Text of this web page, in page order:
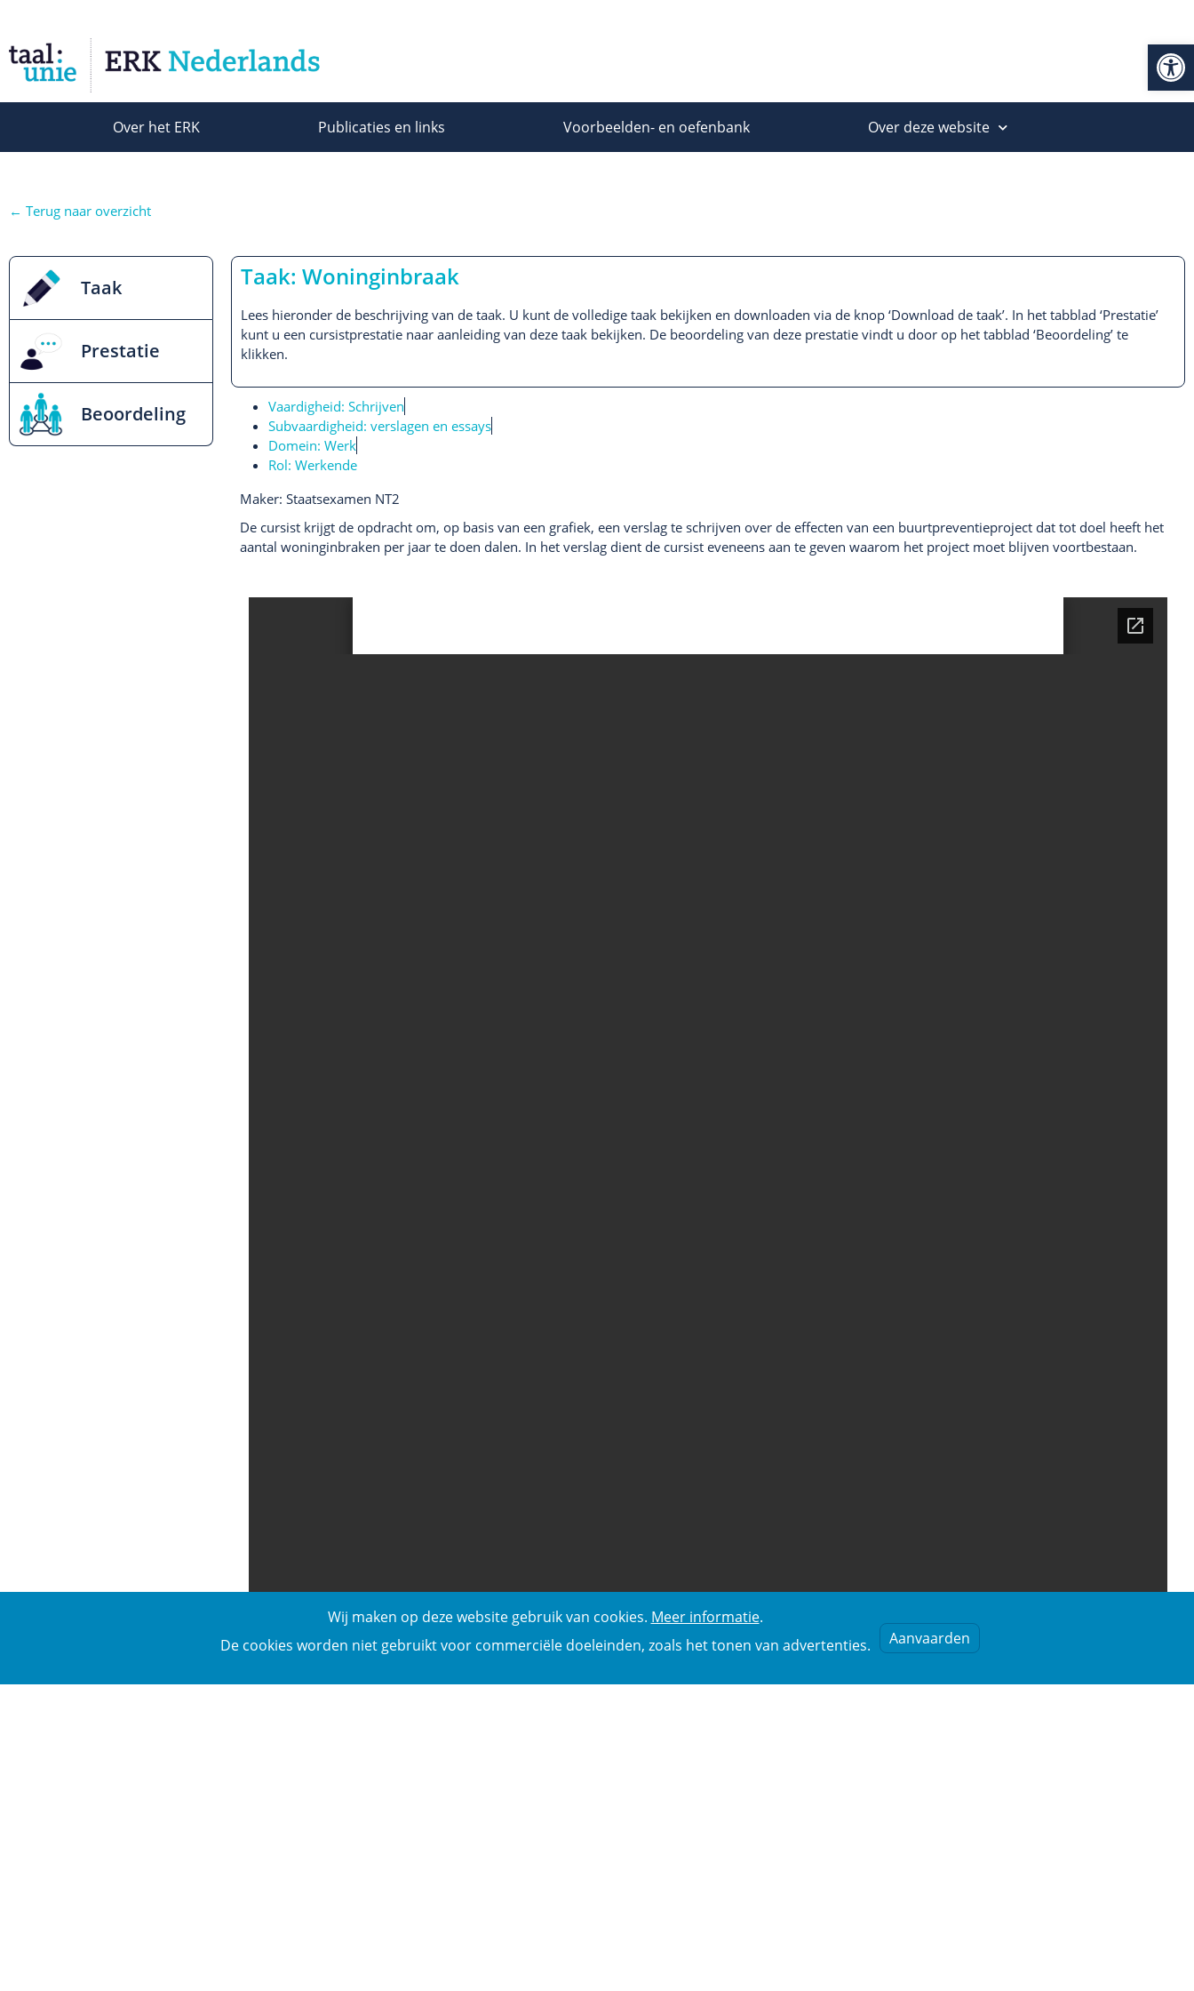
Over het ERK Publicaties en links Voorbeelden- en oefenbank Over deze website
← Terug naar overzicht
Taak
Prestatie
Beoordeling
Taak: Woninginbraak
Lees hieronder de beschrijving van de taak. U kunt de volledige taak bekijken en downloaden via de knop ‘Download de taak’. In het tabblad ‘Prestatie’
kunt u een cursistprestatie naar aanleiding van deze taak bekijken. De beoordeling van deze prestatie vindt u door op het tabblad ‘Beoordeling’ te
klikken.
Vaardigheid: Schrijven
Subvaardigheid: verslagen en essays
Domein: Werk
Rol: Werkende
Maker: Staatsexamen NT2
De cursist krijgt de opdracht om, op basis van een grafiek, een verslag te schrijven over de effecten van een buurtpreventieproject dat tot doel heeft het
aantal woninginbraken per jaar te doen dalen. In het verslag dient de cursist eveneens aan te geven waarom het project moet blijven voortbestaan.
Wij maken op deze website gebruik van cookies. Meer informatie.
De cookies worden niet gebruikt voor commerciële doeleinden, zoals het tonen van advertenties.
Aanvaarden